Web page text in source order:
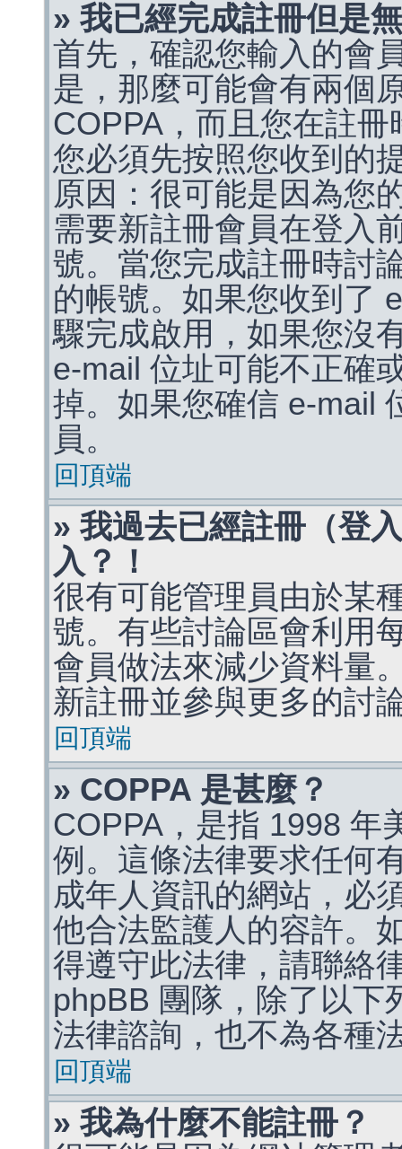
» 我已經完成註冊但是
首先，確認您輸入的會
是，那麼可能會有兩個
COPPA，而且您在註
您必須先按照您收到的
原因：很可能是因為您
需要新註冊會員在登入
號。當您完成註冊時討
的帳號。如果您收到了
驟完成啟用，如果您沒
e-mail 位址可能不正確
掉。如果您確信 e-mail
員。
回頂端
» 我過去已經註冊（登
入？！
很有可能管理員由於某
號。有些討論區會利用
會員做法來減少資料量
新註冊並參與更多的討
回頂端
» COPPA 是甚麼？
COPPA，是指 1998 年
例。這條法律要求任何
成年人資訊的網站，必
他合法監護人的容許。
得遵守此法律，請聯絡
phpBB 團隊，除了以下
法律諮詢，也不為各種
回頂端
» 我為什麼不能註冊？